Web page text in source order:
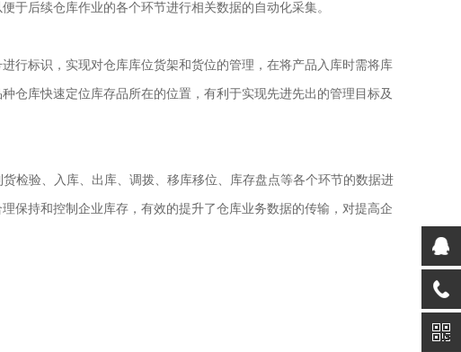
于后续仓库作业的各个环节进行相关数据的自动化采集。
行标识，实现对仓库库位货架和货位的管理，在将产品入库时需将库
仓库快速定位库存品所在的位置，有利于实现先进先出的管理目标及
检验、入库、出库、调拨、移库移位、库存盘点等各个环节的数据进
保持和控制企业库存，有效的提升了仓库业务数据的传输，对提高企